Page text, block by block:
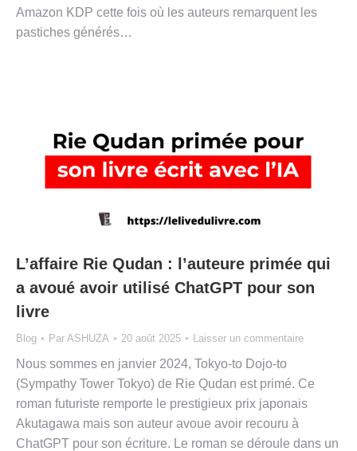
Amazon KDP cette fois où les auteurs remarquent les
pastiches générés…
L’affaire Rie Qudan : l’auteure primée qui
a avoué avoir utilisé ChatGPT pour son
livre
Blog Par ASHUZA 20 août 2025 Laisser un commentaire
Nous sommes en janvier 2024, Tokyo-to Dojo-to
(Sympathy Tower Tokyo) de Rie Qudan est primé. Ce
roman futuriste remporte le prestigieux prix japonais
Akutagawa mais son auteur avoue avoir recouru à
ChatGPT pour son écriture. Le roman se déroule dans un